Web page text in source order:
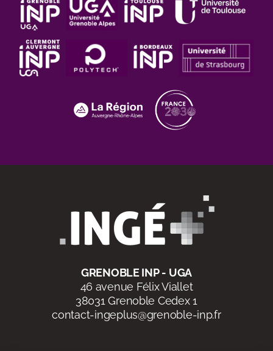
GRENOBLE INP - UGA
46 avenue Félix Viallet
38031 Grenoble Cedex 1
contact-ingeplus@grenoble-inp.fr